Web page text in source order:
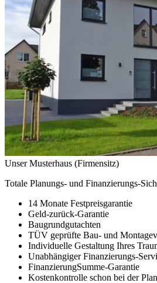
Unser Musterhaus (Firmensitz)
Totale Planungs- und Finanzierungs-
14 Monate Festpreisgarantie
Geld-zurück-Garantie
Baugrundgutachten
TÜV geprüfte Bau- und
Individuelle Gestaltung Ihres
Unabhängiger Finanzierungs-
FinanzierungSumme-Garantie
Kostenkontrolle schon bei der